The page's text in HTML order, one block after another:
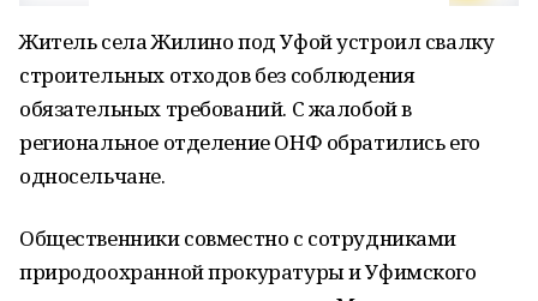
Житель села Жилино под Уфой устроил свалку
строительных отходов без соблюдения
обязательных требований. С жалобой в
региональное отделение ОНФ обратились его
односельчане.
Общественники совместно с сотрудниками
природоохранной прокуратуры и Уфимского